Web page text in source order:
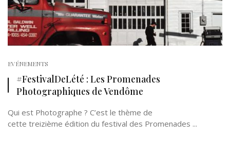
EVÉNEMENTS
#FestivalDeLété : Les Promenades
Photographiques de Vendôme
Qui est Photographe ? C’est le thème de
cette treizième édition du festival des Promenades ...